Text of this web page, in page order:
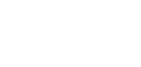
INFORMÁCIE